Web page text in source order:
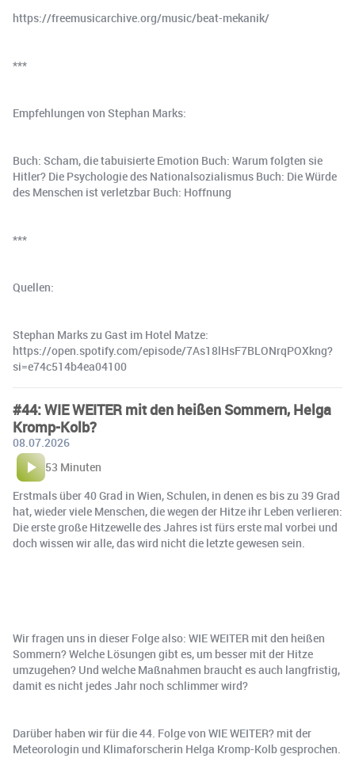
https://freemusicarchive.org/music/beat-mekanik/
***
Empfehlungen von Stephan Marks:
Buch: Scham, die tabuisierte Emotion Buch: Warum folgten sie
Hitler? Die Psychologie des Nationalsozialismus Buch: Die Würde
des Menschen ist verletzbar Buch: Hoffnung
***
Quellen:
Stephan Marks zu Gast im Hotel Matze:
https://open.spotify.com/episode/7As18lHsF7BLONrqPOXkng?
si=e74c514b4ea04100
#44: WIE WEITER mit den heißen Sommern, Helga
Kromp-Kolb?
08.07.2026
53 Minuten
Erstmals über 40 Grad in Wien, Schulen, in denen es bis zu 39 Grad
hat, wieder viele Menschen, die wegen der Hitze ihr Leben verlieren:
Die erste große Hitzewelle des Jahres ist fürs erste mal vorbei und
doch wissen wir alle, das wird nicht die letzte gewesen sein.
Wir fragen uns in dieser Folge also: WIE WEITER mit den heißen
Sommern? Welche Lösungen gibt es, um besser mit der Hitze
umzugehen? Und welche Maßnahmen braucht es auch langfristig,
damit es nicht jedes Jahr noch schlimmer wird?
Darüber haben wir für die 44. Folge von WIE WEITER? mit der
Meteorologin und Klimaforscherin Helga Kromp-Kolb gesprochen.